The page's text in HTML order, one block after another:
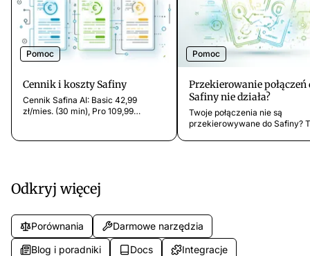
Pomoc
Cennik i koszty Safiny
Cennik Safina AI: Basic 42,99
zł/mies. (30 min), Pro 109,99
kosztów z recepcjonistkami i
Pomoc
Przekierowanie połączeń
Safiny nie działa?
Twoje połączenia nie są
przekierowywane do Safiny?
Odkryj więcej
Porównania
Darmowe narzędzia
Blog i poradniki
Docs Integracje